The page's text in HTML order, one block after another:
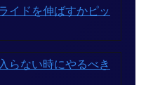
イドを伸ばすかピッ
らない時にやるべき